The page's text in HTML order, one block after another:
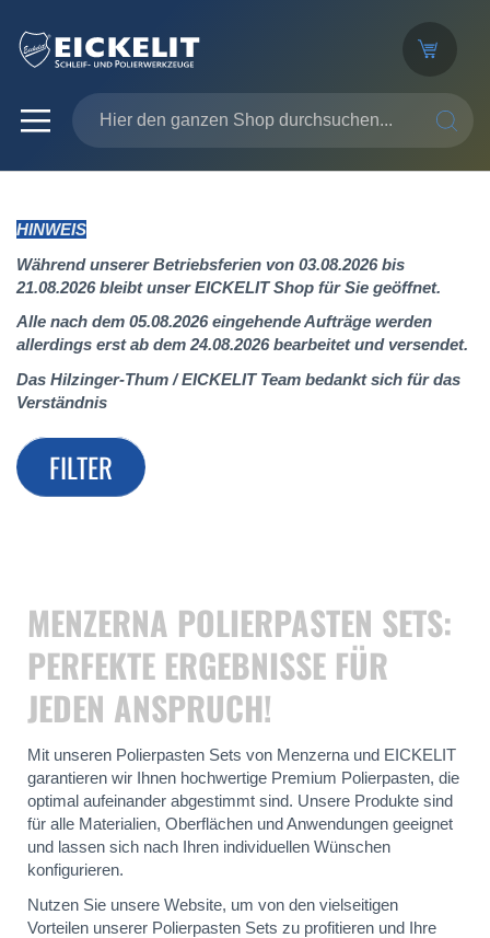
SUCHE
HINWEIS
Während unserer Betriebsferien von 03.08.2026 bis
21.08.2026 bleibt unser EICKELIT Shop für Sie geöffnet.
Alle nach dem 05.08.2026 eingehende Aufträge werden
allerdings erst ab dem 24.08.2026 bearbeitet und versendet.
Das Hilzinger-Thum / EICKELIT Team bedankt sich für das
Verständnis
MENZERNA POLIERPASTEN SETS:
PERFEKTE ERGEBNISSE FÜR
JEDEN ANSPRUCH!
Mit unseren Polierpasten Sets von Menzerna und EICKELIT
garantieren wir Ihnen hochwertige Premium Polierpasten, die
optimal aufeinander abgestimmt sind. Unsere Produkte sind
für alle Materialien, Oberflächen und Anwendungen geeignet
und lassen sich nach Ihren individuellen Wünschen
konfigurieren.
Nutzen Sie unsere Website, um von den vielseitigen
Vorteilen unserer Polierpasten Sets zu profitieren und Ihre
FILTER